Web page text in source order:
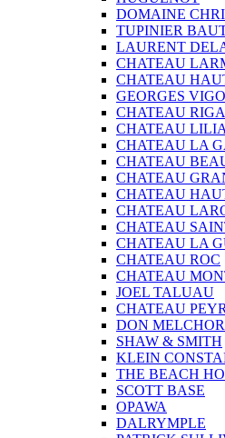
DOMAINE
TUPINIER
LAURENT
CHATEAU
CHATEAU
GEORGES
CHATEAU
CHATEAU
CHATEAU LA
CHATEAU
CHATEAU
CHATEAU
CHATEAU
CHATEAU
CHATEAU LA
CHATEAU ROC
CHATEAU
JOEL TALUAU
CHATEAU
DON MELCHOR
SHAW & SMITH
KLEIN
THE BEACH
SCOTT BASE
OPAWA
DALRYMPLE